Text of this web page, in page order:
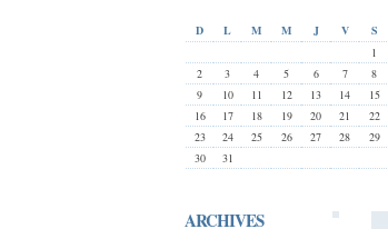
D L M M J V
S
1
2
3 4 5 6 7
8
9
10 11 12 13 14
15
16
17 18 19 20 21
22
23
24 25 26 27 28
29
30
31
ARCHIVES